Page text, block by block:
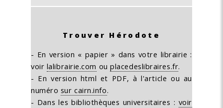
Trouver Hérodote
- En version « papier » dans votre librairie :
voir lalibrairie.com ouplacedeslibraires.fr.
- En version html et PDF, à l'article ou au
numéro sur cairn.info.
- Dans les bibliothèques universitaires : voir